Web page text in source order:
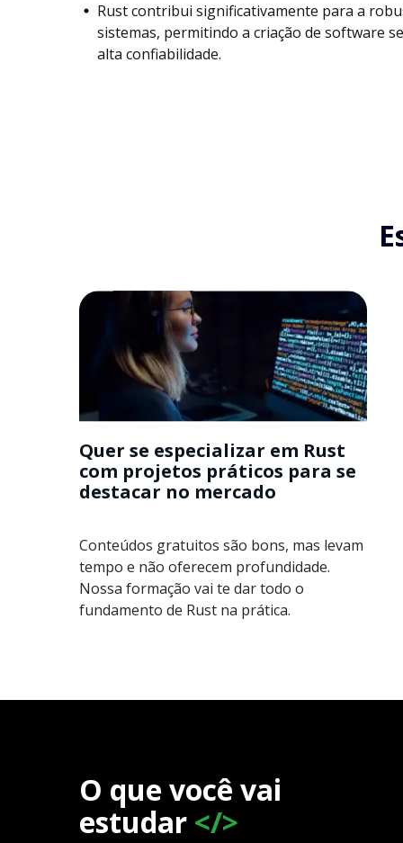
Rust contribui significativamente para a
sistemas, permitindo a criação de software
alta confiabilidade.
Quer se especializar em Rust
com projetos práticos para se
destacar no mercado
Conteúdos gratuitos são bons, mas levam
tempo e não oferecem profundidade.
Nossa formação vai te dar todo o
fundamento de Rust na prática.
O que você vai
estudar </>